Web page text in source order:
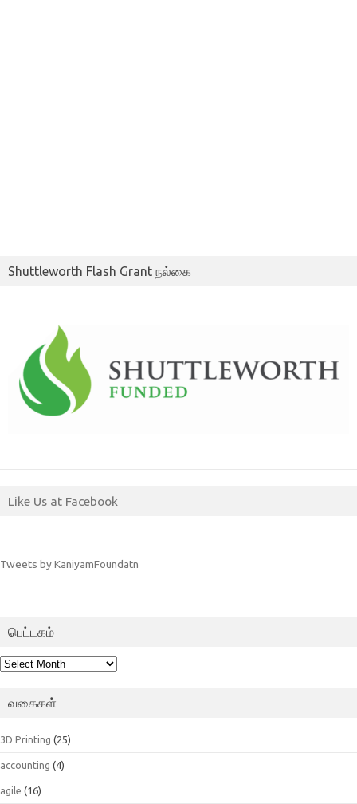
Shuttleworth Flash Grant நல்கை
Like Us at Facebook
Tweets by KaniyamFoundatn
பெட்டகம்
பெட்டகம்
வகைகள்
3D Printing (25)
accounting (4)
agile (16)